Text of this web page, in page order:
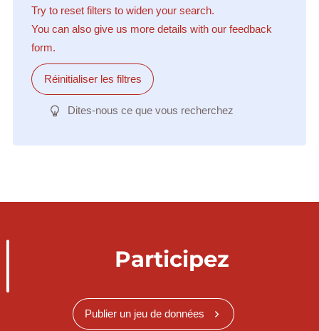
Try to reset filters to widen your search.
You can also give us more details with our feedback
form.
Réinitialiser les filtres
Dites-nous ce que vous recherchez
Participez
Publier un jeu de données